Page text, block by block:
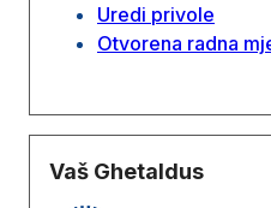
Uredi privole
Otvorena radna
Vaš Ghetaldus